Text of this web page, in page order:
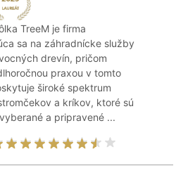
TreeM je firma
sa na záhradnícke služby
drevín, pričom
praxou v tomto
široké spektrum
a kríkov, ktoré sú
a pripravené ...